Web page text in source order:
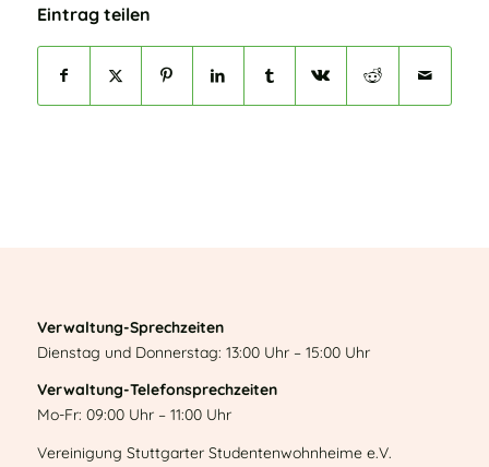
Eintrag teilen
Verwaltung-Sprechzeiten
Dienstag und Donnerstag: 13:00 Uhr – 15:00 Uhr
Verwaltung-Telefonsprechzeiten
Mo-Fr: 09:00 Uhr – 11:00 Uhr
Vereinigung Stuttgarter Studentenwohnheime e.V.